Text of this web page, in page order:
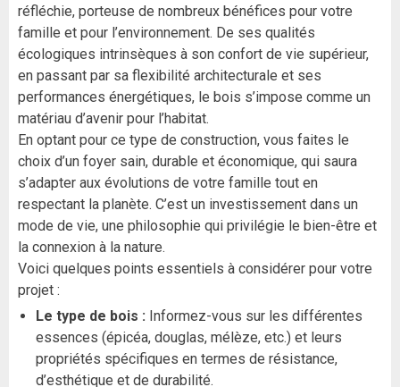
réfléchie, porteuse de nombreux bénéfices pour votre
famille et pour l’environnement. De ses qualités
écologiques intrinsèques à son confort de vie supérieur,
en passant par sa flexibilité architecturale et ses
performances énergétiques, le bois s’impose comme un
matériau d’avenir pour l’habitat.
En optant pour ce type de construction, vous faites le
choix d’un foyer sain, durable et économique, qui saura
s’adapter aux évolutions de votre famille tout en
respectant la planète. C’est un investissement dans un
mode de vie, une philosophie qui privilégie le bien-être et
la connexion à la nature.
Voici quelques points essentiels à considérer pour votre
projet :
Le type de bois : Informez-vous sur les différentes
essences (épicéa, douglas, mélèze, etc.) et leurs
propriétés spécifiques en termes de résistance,
d’esthétique et de durabilité.